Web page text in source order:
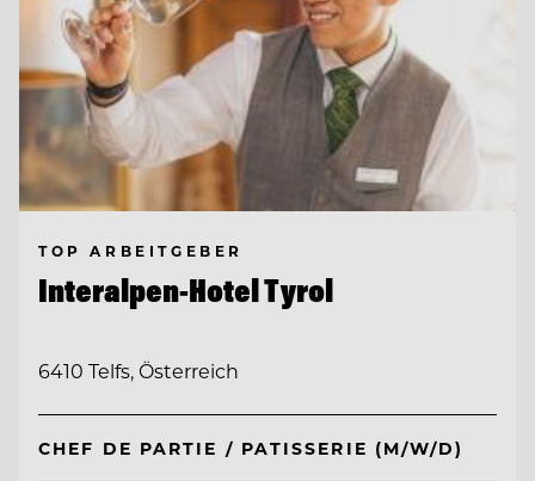
TOP ARBEITGEBER
Interalpen-Hotel Tyrol
6410 Telfs, Österreich
CHEF DE PARTIE / PATISSERIE (M/W/D)